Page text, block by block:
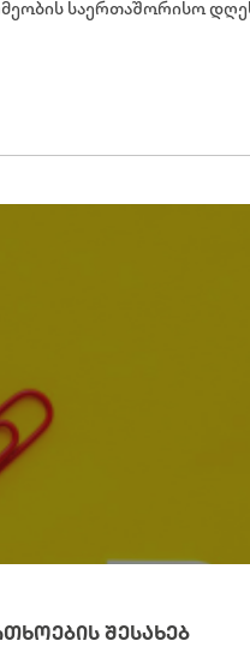
საერთაშორისო
ᲨᲔᲡᲐᲮᲔᲑ